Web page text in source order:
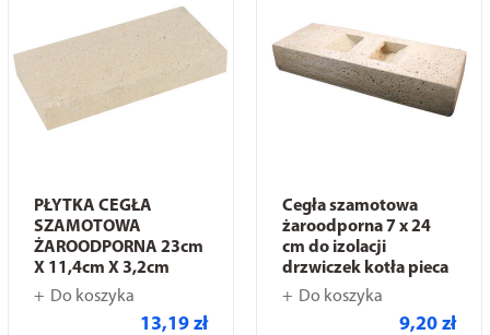
PŁYTKA CEGŁA
SZAMOTOWA
ŻAROODPORNA 23cm
X 11,4cm X 3,2cm
Do koszyka
13,19 zł
Cegła szamotowa
żaroodporna 7 x 24
cm do izolacji
drzwiczek kotła pieca
Do koszyka
9,20 zł